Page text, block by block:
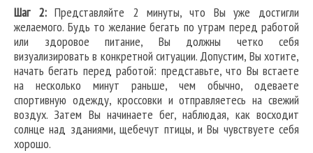
Шаг 2:Представляйте 2 минуты, что Вы уже достигли
желаемого. Будь то желание бегать по утрам перед работой
или здоровое питание, Вы должны четко себя
визуализировать в конкретной ситуации. Допустим, Вы хотите,
начать бегать перед работой: представьте, что Вы встаете
на несколько минут раньше, чем обычно, одеваете
спортивную одежду, кроссовки и отправляетесь на свежий
воздух. Затем Вы начинаете бег, наблюдая, как восходит
солнце над зданиями, щебечут птицы, и Вы чувствуете себя
хорошо.